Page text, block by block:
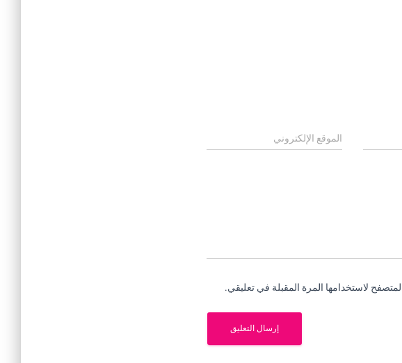
الموقع الإلكتروني
لاستخدامها المرة المقبلة في تعليقي.